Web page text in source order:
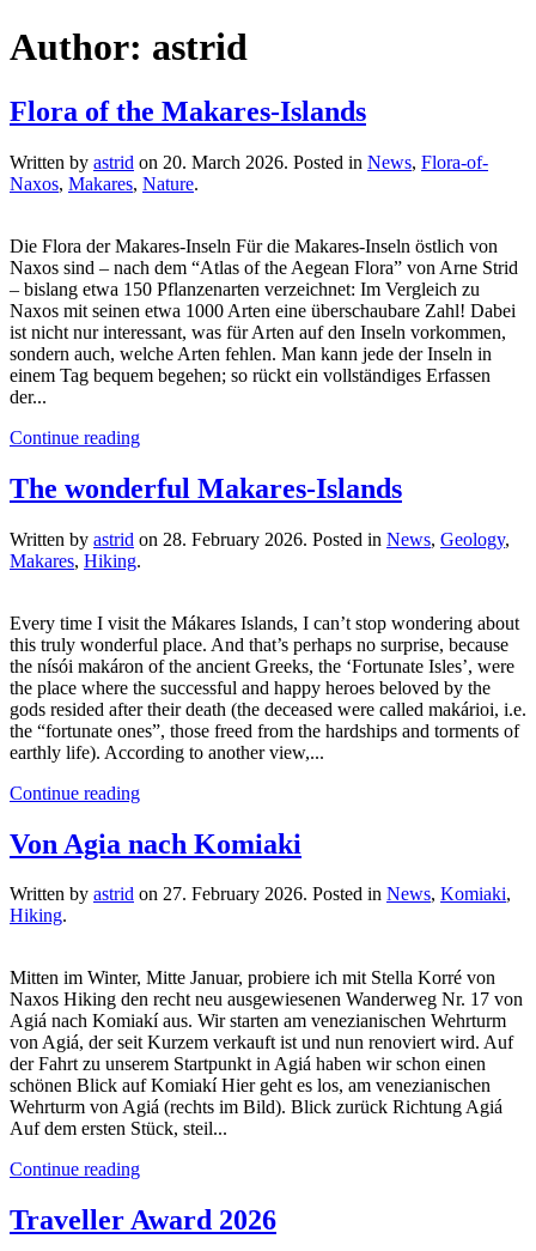
Author: astrid
Flora of the Makares-Islands
Written by astrid on 20. March 2026. Posted in News, Flora-of-
Naxos, Makares, Nature.
Die Flora der Makares-Inseln Für die Makares-Inseln östlich von
Naxos sind – nach dem “Atlas of the Aegean Flora” von Arne Strid
– bislang etwa 150 Pflanzenarten verzeichnet: Im Vergleich zu
Naxos mit seinen etwa 1000 Arten eine überschaubare Zahl! Dabei
ist nicht nur interessant, was für Arten auf den Inseln vorkommen,
sondern auch, welche Arten fehlen. Man kann jede der Inseln in
einem Tag bequem begehen; so rückt ein vollständiges Erfassen
der...
Continue reading
The wonderful Makares-Islands
Written by astrid on 28. February 2026. Posted in News, Geology,
Makares, Hiking.
Every time I visit the Mákares Islands, I can’t stop wondering about
this truly wonderful place. And that’s perhaps no surprise, because
the nísói makáron of the ancient Greeks, the ‘Fortunate Isles’, were
the place where the successful and happy heroes beloved by the
gods resided after their death (the deceased were called makárioi, i.e.
the “fortunate ones”, those freed from the hardships and torments of
earthly life). According to another view,...
Continue reading
Von Agia nach Komiaki
Written by astrid on 27. February 2026. Posted in News, Komiaki,
Hiking.
Mitten im Winter, Mitte Januar, probiere ich mit Stella Korré von
Naxos Hiking den recht neu ausgewiesenen Wanderweg Nr. 17 von
Agiá nach Komiakí aus. Wir starten am venezianischen Wehrturm
von Agiá, der seit Kurzem verkauft ist und nun renoviert wird. Auf
der Fahrt zu unserem Startpunkt in Agiá haben wir schon einen
schönen Blick auf Komiakí Hier geht es los, am venezianischen
Wehrturm von Agiá (rechts im Bild). Blick zurück Richtung Agiá
Auf dem ersten Stück, steil...
Continue reading
Traveller Award 2026